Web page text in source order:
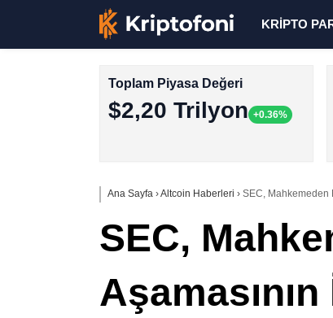
KRİPTO
Toplam Piyasa Değeri
$2,20 Trilyon +0.36%
Ana Sayfa ›Altcoin Haberleri › SEC, Mahkemeden
SEC,